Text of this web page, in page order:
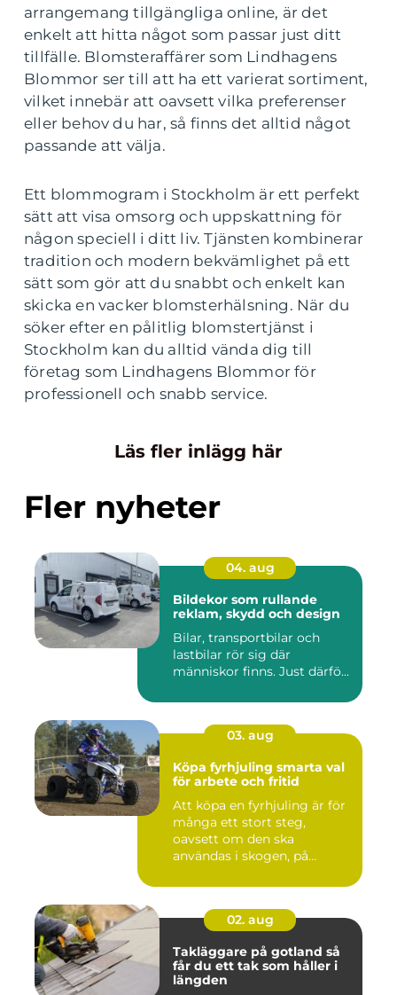
arrangemang tillgängliga online, är det
enkelt att hitta något som passar just ditt
tillfälle. Blomsteraffärer som Lindhagens
Blommor ser till att ha ett varierat sortiment,
vilket innebär att oavsett vilka preferenser
eller behov du har, så finns det alltid något
passande att välja.
Ett blommogram i Stockholm är ett perfekt
sätt att visa omsorg och uppskattning för
någon speciell i ditt liv. Tjänsten kombinerar
tradition och modern bekvämlighet på ett
sätt som gör att du snabbt och enkelt kan
skicka en vacker blomsterhälsning. När du
söker efter en pålitlig blomstertjänst i
Stockholm kan du alltid vända dig till
företag som Lindhagens Blommor för
professionell och snabb service.
Läs fler inlägg här
Fler nyheter
04. aug
Bildekor som rullande
reklam, skydd och design
Bilar, transportbilar och
lastbilar rör sig där
människor finns. Just därfö...
03. aug
Köpa fyrhjuling smarta val
för arbete och fritid
Att köpa en fyrhjuling är för
många ett stort steg,
oavsett om den ska
användas i skogen, på
02. aug
Takläggare på gotland så
får du ett tak som håller i
längden